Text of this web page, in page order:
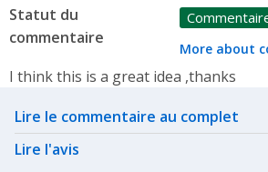
Statut du
commentaire
More about
I think this is a great idea ,thanks
Related actions
Lire le commentaire au complet
Lire l'avis